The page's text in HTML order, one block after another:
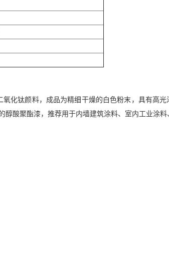
化钛颜料，成品为精细干燥的白色粉末，具有高光
醇酸聚酯漆，推荐用于内墙建筑涂料、室内工业涂料